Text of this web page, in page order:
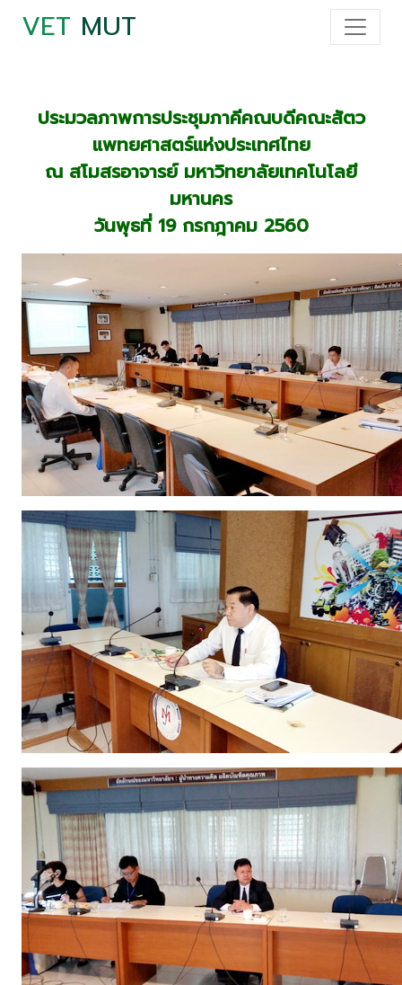
VET MUT
ประมวลภาพการประชุมภาคีคณบดีคณะสัตว
แพทยศาสตร์แห่งประเทศไทย
ณ สโมสรอาจารย์ มหาวิทยาลัยเทคโนโลยี
มหานคร
วันพุธที่ 19 กรกฎาคม 2560